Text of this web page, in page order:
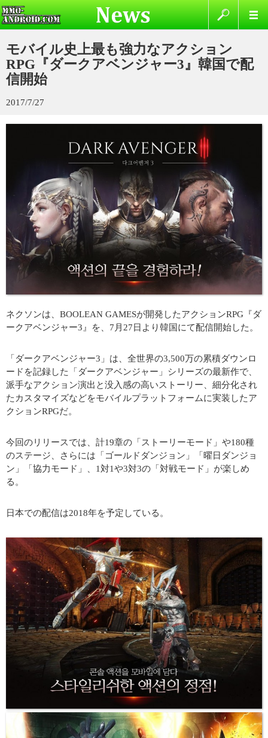
モバイル史上最も強力なアクション
RPG『ダークアベンジャー3』韓国で配
信開始
2017/7/27
ネクソンは、BOOLEAN GAMESが開発したアクションRPG『ダ
ークアベンジャー3』を、7月27日より韓国にて配信開始した。
「ダークアベンジャー3」は、全世界の3,500万の累積ダウンロ
ードを記録した「ダークアベンジャー」シリーズの最新作で、
派手なアクション演出と没入感の高いストーリー、細分化され
たカスタマイズなどをモバイルプラットフォームに実装したア
クションRPGだ。
今回のリリースでは、計19章の「ストーリーモード」や180種
のステージ、さらには「ゴールドダンジョン」「曜日ダンジョ
ン」「協力モード」、1対1や3対3の「対戦モード」が楽しめ
る。
日本での配信は2018年を予定している。